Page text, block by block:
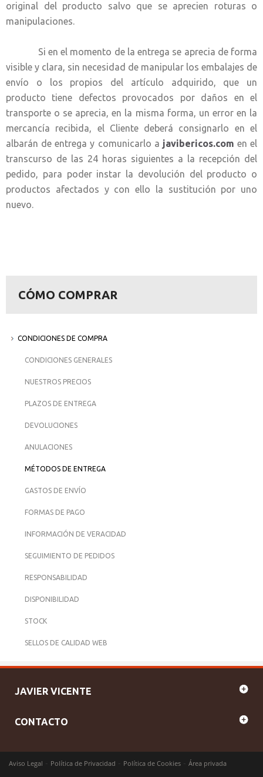
original del producto salvo que se aprecien roturas o
manipulaciones.
Si en el momento de la entrega se aprecia de forma
visible y clara, sin necesidad de manipular los embalajes de
envío o los propios del artículo adquirido, que un
producto tiene defectos provocados por daños en el
transporte o se aprecia, en la misma forma, un error en la
mercancía recibida, el Cliente deberá consignarlo en el
albarán de entrega y comunicarlo a javibericos.com en el
transcurso de las 24 horas siguientes a la recepción del
pedido, para poder instar la devolución del producto o
productos afectados y con ello la sustitución por uno
nuevo.
CÓMO COMPRAR
CONDICIONES DE COMPRA
CONDICIONES GENERALES
NUESTROS PRECIOS
PLAZOS DE ENTREGA
DEVOLUCIONES
ANULACIONES
MÉTODOS DE ENTREGA
GASTOS DE ENVÍO
FORMAS DE PAGO
INFORMACIÓN DE VERACIDAD
SEGUIMIENTO DE PEDIDOS
RESPONSABILIDAD
DISPONIBILIDAD
STOCK
SELLOS DE CALIDAD WEB
JAVIER VICENTE
CONTACTO
Aviso Legal Política de Privacidad Política de Cookies Área privada